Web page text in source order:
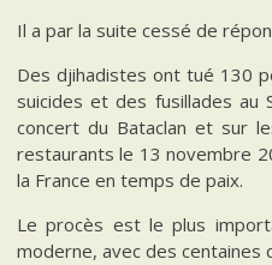
Il a par la suite cessé de
Des djihadistes ont tué 130
suicides et des fusillades au
concert du Bataclan et sur
restaurants le 13 novembre
la France en temps de paix.
Le procès est le plus
moderne, avec des centaines